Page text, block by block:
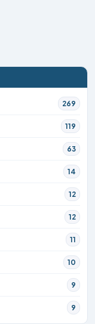
269
119
63
14
12
12
11
10
9
9